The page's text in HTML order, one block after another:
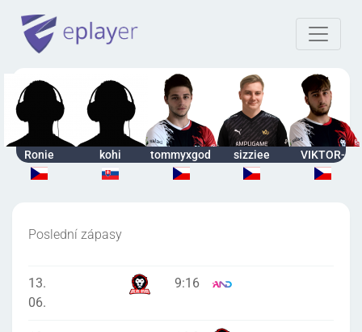
Ronie kohi tommyxgod sizziee VIKTOR-
Poslední zápasy
13.
06.
9:16